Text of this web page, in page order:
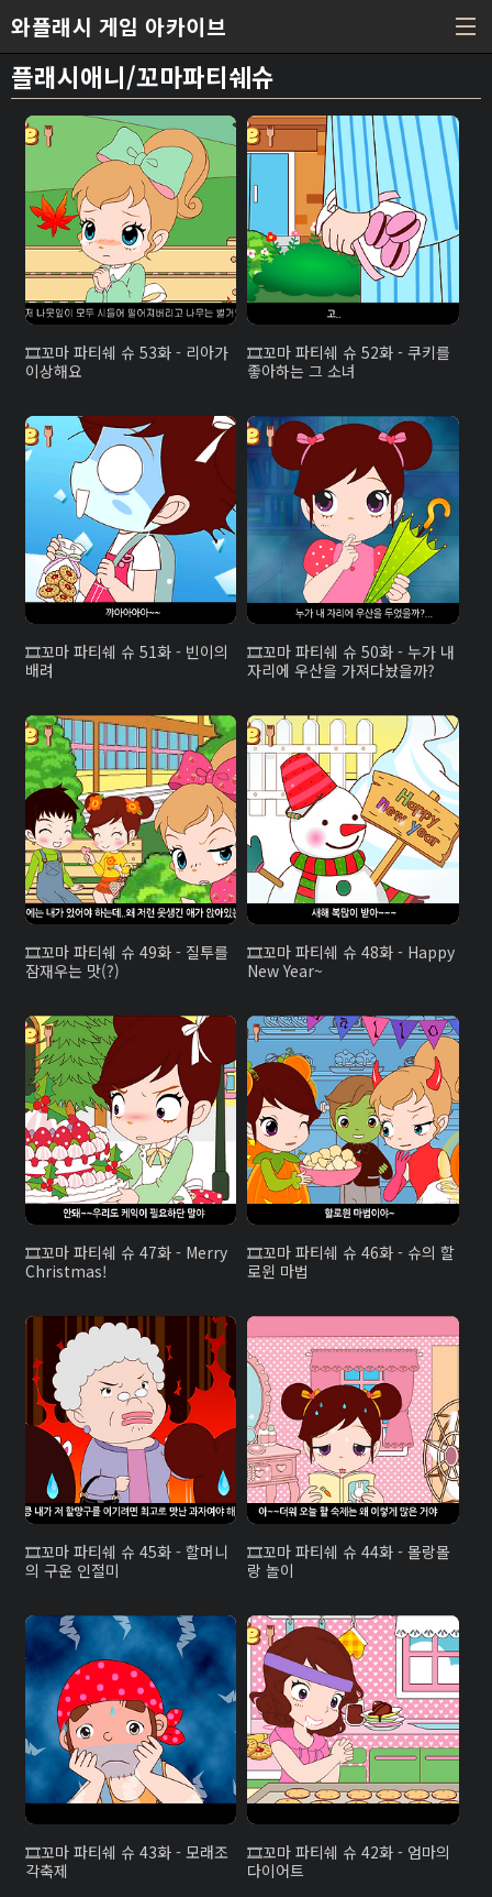
와플래시 게임 아카이브
플래시애니/꼬마파티쉐슈
꼬마 파티쉐 슈 53화 - 리아가
이상해요
꼬마 파티쉐 슈 52화 - 쿠키를
좋아하는 그 소녀
꼬마 파티쉐 슈 51화 - 빈이의
배려
꼬마 파티쉐 슈 50화 - 누가 내
자리에 우산을 가져다놨을까?
꼬마 파티쉐 슈 49화 - 질투를
잠재우는 맛(?)
꼬마 파티쉐 슈 48화 - Happy
New Year~
꼬마 파티쉐 슈 47화 - Merry
Christmas!
꼬마 파티쉐 슈 46화 - 슈의 할
로윈 마법
꼬마 파티쉐 슈 45화 - 할머니
의 구운 인절미
꼬마 파티쉐 슈 44화 - 몰랑몰
랑 놀이
꼬마 파티쉐 슈 43화 - 모래조
각축제
꼬마 파티쉐 슈 42화 - 엄마의
다이어트